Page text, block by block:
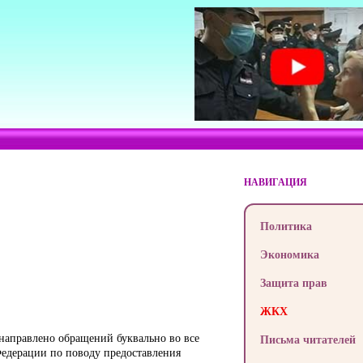
обращений буквально во все
по поводу предоставления
НАВИГАЦИЯ
Политика
Экономика
Защита прав
ЖКХ
Письма читателей